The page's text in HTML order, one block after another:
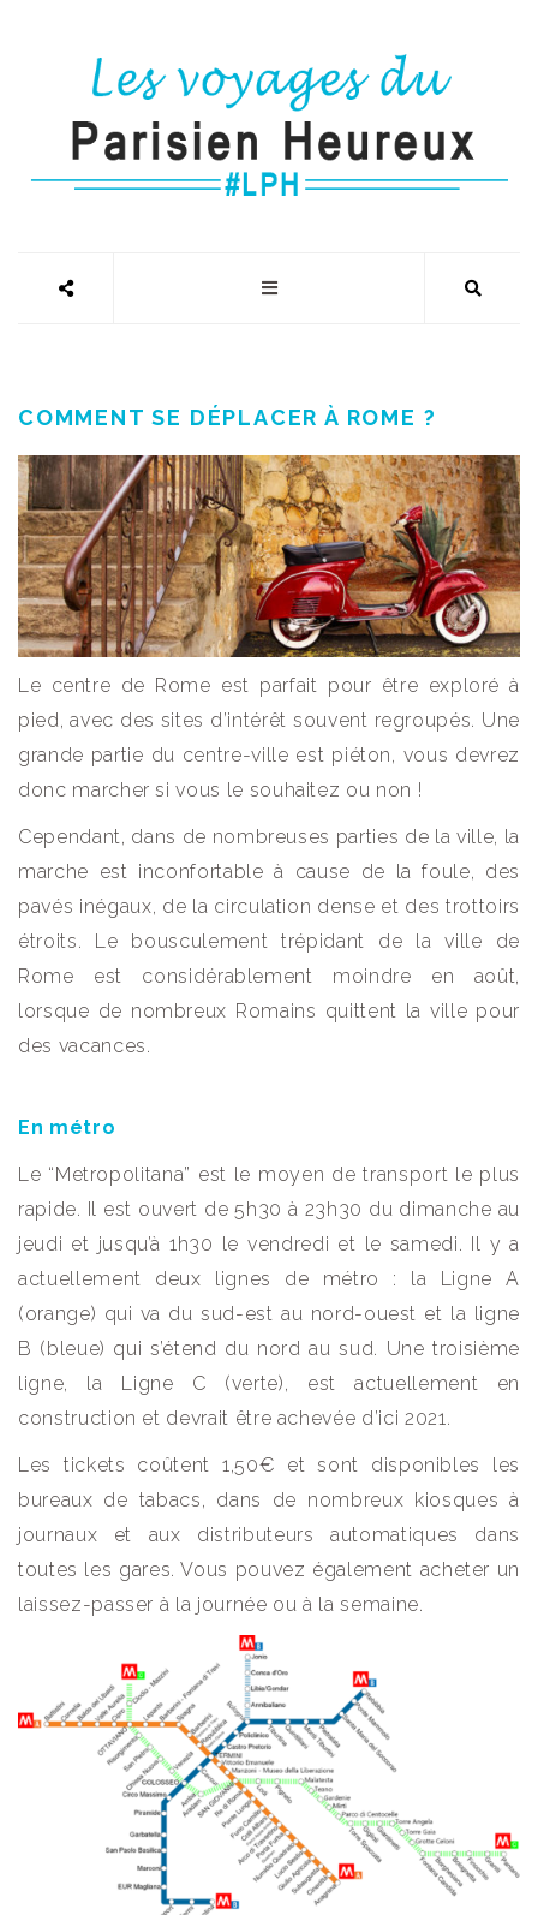
COMMENT SE DÉPLACER À ROME ?
Le centre de Rome est parfait pour être exploré à
pied, avec des sites d’intérêt souvent regroupés. Une
grande partie du centre-ville est piéton, vous devrez
donc marcher si vous le souhaitez ou non !
Cependant, dans de nombreuses parties de la ville, la
marche est inconfortable à cause de la foule, des
pavés inégaux, de la circulation dense et des trottoirs
étroits. Le bousculement trépidant de la ville de
Rome est considérablement moindre en août,
lorsque de nombreux Romains quittent la ville pour
des vacances.
En métro
Le “Metropolitana” est le moyen de transport le plus
rapide. Il est ouvert de 5h30 à 23h30 du dimanche au
jeudi et jusqu’à 1h30 le vendredi et le samedi. Il y a
actuellement deux lignes de métro : la Ligne A
(orange) qui va du sud-est au nord-ouest et la ligne
B (bleue) qui s’étend du nord au sud. Une troisième
ligne, la Ligne C (verte), est actuellement en
construction et devrait être achevée d’ici 2021.
Les tickets coûtent 1,50€ et sont disponibles les
bureaux de tabacs, dans de nombreux kiosques à
journaux et aux distributeurs automatiques dans
toutes les gares. Vous pouvez également acheter un
laissez-passer à la journée ou à la semaine.